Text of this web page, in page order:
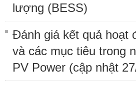
lượng (BESS)
Đánh giá kết quả hoạt
và các mục tiêu trong
PV Power (cập nhật